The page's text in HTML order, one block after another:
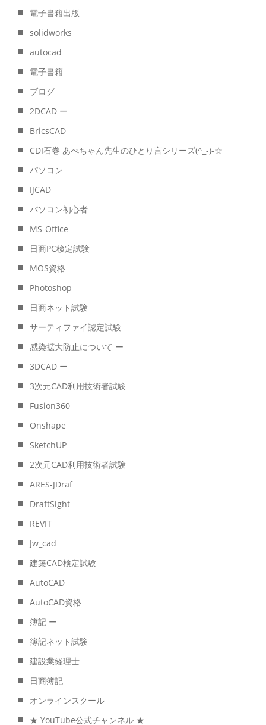
電子書籍出版
solidworks
autocad
電子書籍
ブログ
2DCAD ー
BricsCAD
CDI石巻 あべちゃん先生のひとり言シリーズ(^_-)-☆
パソコン
IJCAD
パソコン初心者
MS-Office
日商PC検定試験
MOS資格
Photoshop
日商ネット試験
サーティファイ認定試験
感染拡大防止について ー
3DCAD ー
3次元CAD利用技術者試験
Fusion360
Onshape
SketchUP
2次元CAD利用技術者試験
ARES-JDraf
DraftSight
REVIT
Jw_cad
建築CAD検定試験
AutoCAD
AutoCAD資格
簿記 ー
簿記ネット試験
建設業経理士
日商簿記
オンラインスクール
★ YouTube公式チャンネル ★